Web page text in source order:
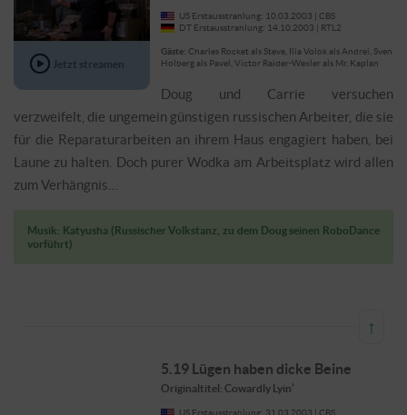
Jetzt streamen
US Erstausstrahlung: 10.03.2003 | CBS
DT Erstausstrahlung: 14.10.2003 | RTL2
Gäste: Charles Rocket als Steve, Ilia Volok als Andrei, Sven
Holberg als Pavel, Victor Raider-Wexler als Mr. Kaplan
Doug und Carrie versuchen
verzweifelt, die ungemein günstigen russischen Arbeiter, die sie
für die Reparaturarbeiten an ihrem Haus engagiert haben, bei
Laune zu halten. Doch purer Wodka am Arbeitsplatz wird allen
zum Verhängnis…
Musik: Katyusha (Russischer Volkstanz, zu dem Doug seinen RoboDance
vorführt)
↑
5.19 Lügen haben dicke Beine
Originaltitel: Cowardly Lyin’
US Erstausstrahlung: 31.03.2003 | CBS